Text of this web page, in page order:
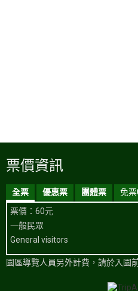
票價資訊
全票 優惠票 團體票
免
票價：60元
一般民眾
General visitors
園區導覽人員另外計費，請於入園